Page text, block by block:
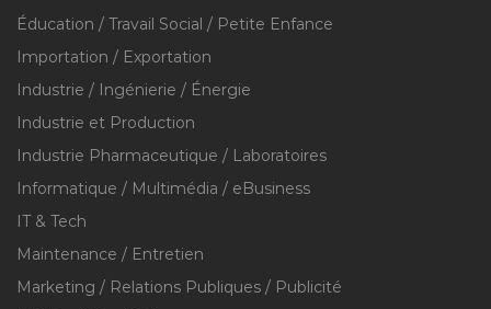
Éducation / Travail Social / Petite Enfance
Importation / Exportation
Industrie / Ingénierie / Énergie
Industrie et Production
Industrie Pharmaceutique / Laboratoires
Informatique / Multimédia / eBusiness
IT & Tech
Maintenance / Entretien
Marketing / Relations Publiques / Publicité